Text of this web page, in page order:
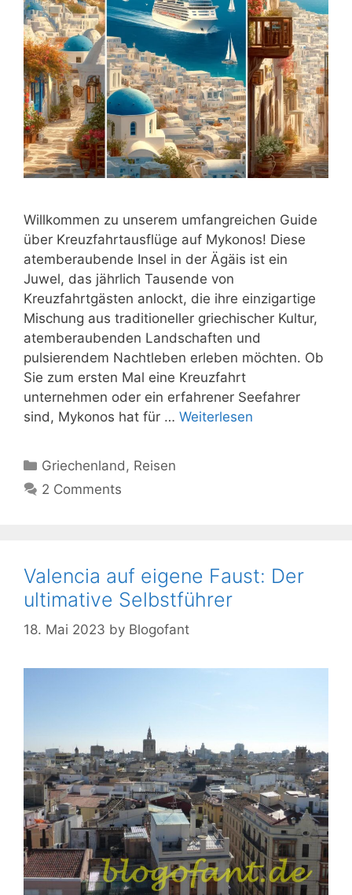
Willkommen zu unserem umfangreichen Guide
über Kreuzfahrtausflüge auf Mykonos! Diese
atemberaubende Insel in der Ägäis ist ein
Juwel, das jährlich Tausende von
Kreuzfahrtgästen anlockt, die ihre einzigartige
Mischung aus traditioneller griechischer Kultur,
atemberaubenden Landschaften und
pulsierendem Nachtleben erleben möchten. Ob
Sie zum ersten Mal eine Kreuzfahrt
unternehmen oder ein erfahrener Seefahrer
sind, Mykonos hat für … Weiterlesen
Kategorien
Griechenland , Reisen
2 Comments
Valencia auf eigene Faust: Der
ultimative Selbstführer
18. Mai 2023 by Blogofant